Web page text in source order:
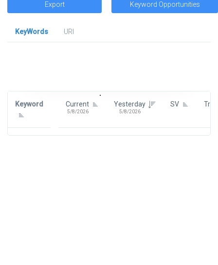
Export Keyword Opportunities
KeyWords
URl
Keyword Current
5/8/2026
Yesterday
5/8/2026
SV